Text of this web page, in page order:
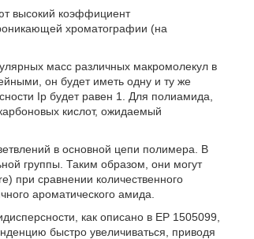
высокий коэффициент
хроматографии (на
масс различных макромолекул в
он будет иметь одну и ту же
Ip будет равен 1. Для полиамида,
кислот, ожидаемый
в основной цепи полимера. В
группы. Таким образом, они могут
при сравнении количественного
ароматического амида.
как описано в ЕР 1505099,
быстро увеличиваться, приводя